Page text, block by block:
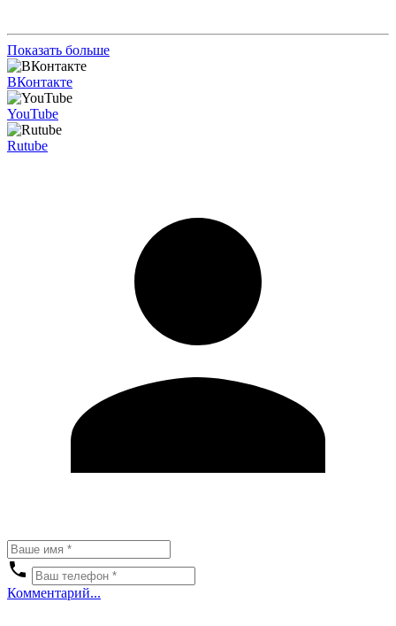
Показать больше
ВКонтакте
YouTube
Rutube
Комментарий...